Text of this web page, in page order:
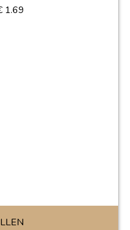
1.69